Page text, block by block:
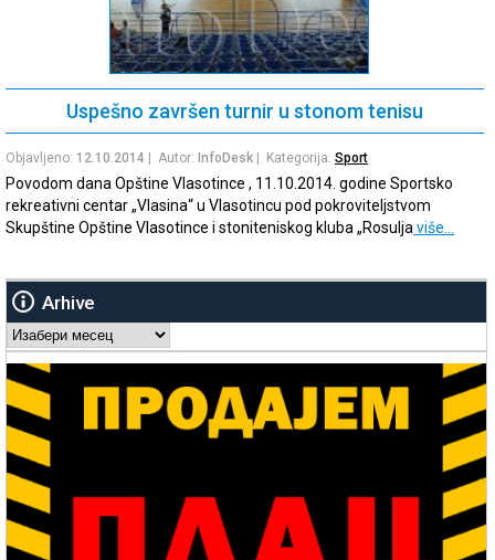
Uspešno završen turnir u stonom tenisu
Objavljeno: 12.10.2014 | Autor: InfoDesk | Kategorija: Sport
Povodom dana Opštine Vlasotince , 11.10.2014. godine Sportsko
rekreativni centar „Vlasina“ u Vlasotincu pod pokroviteljstvom
Skupštine Opštine Vlasotince i stoniteniskog kluba „Rosuljaviše…
Arhive
Arhive